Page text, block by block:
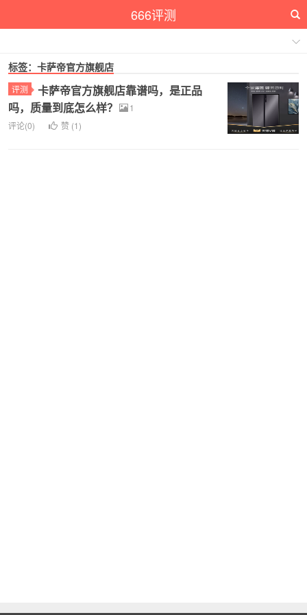
666评测
标签：卡萨帝官方旗舰店
评测
卡萨帝官方旗舰店靠谱吗，是正品
吗，质量到底怎么样？
1
评论(0)
赞 (1)